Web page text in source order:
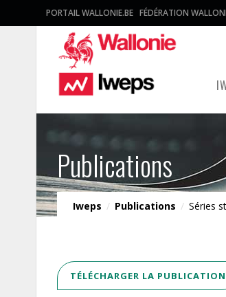
PORTAIL WALLONIE.BE FÉDÉRATION
Publications
Iweps / Publications / Séries
TÉLÉCHARGER LA PUBLICATION